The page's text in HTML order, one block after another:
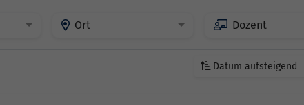
Ort Dozent
Datum aufsteigend